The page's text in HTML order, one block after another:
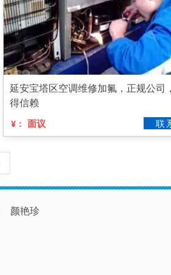
延安宝塔区空调维修加氟，正规公司
得信赖
¥： 面议 联
颜艳珍